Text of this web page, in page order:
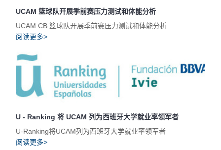
UCAM 篮球队开展季前赛压力测试和体能分析
UCAM CB 篮球队开展季前赛压力测试和体能分析
阅读更多>
U - Ranking 将 UCAM 列为西班牙大学就业率领军者
U-Ranking将UCAM列为西班牙大学就业率领军者
阅读更多>